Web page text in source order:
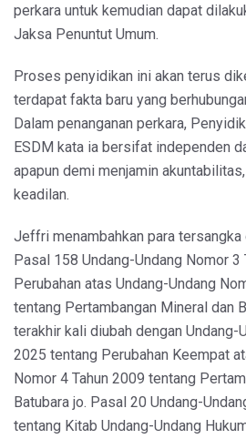
perkara untuk kemudian dapat
Jaksa Penuntut Umum.
Proses penyidikan ini akan terus
terdapat fakta baru yang
Dalam penanganan perkara,
ESDM kata ia bersifat independen
apapun demi menjamin
keadilan.
Jeffri menambahkan para
Pasal 158 Undang-Undang Nomor 3
Perubahan atas Undang-Undang
tentang Pertambangan Mineral dan
terakhir kali diubah dengan Undang-
2025 tentang Perubahan Keempat
Nomor 4 Tahun 2009 tentang
Batubara jo. Pasal 20 Undang-
tentang Kitab Undang-Undang